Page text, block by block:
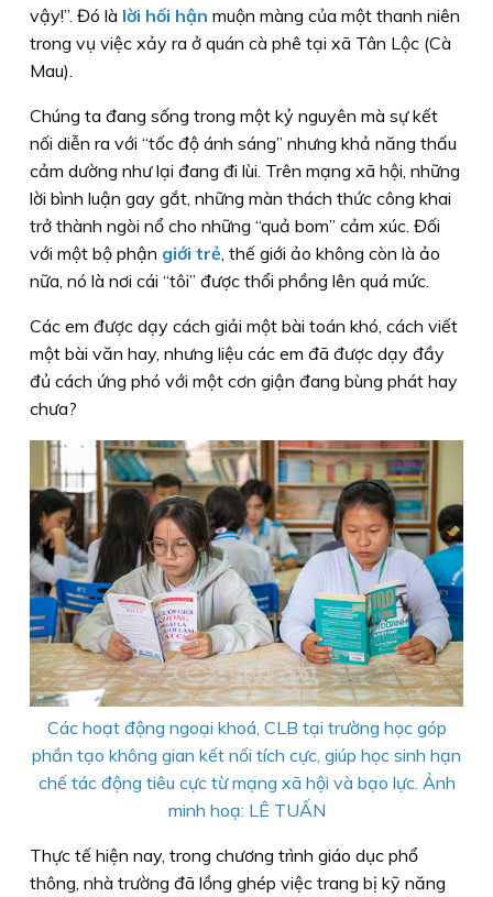
vậy!”. Đó là lời hối hận muộn màng của một thanh niên
trong vụ việc xảy ra ở quán cà phê tại xã Tân Lộc (Cà
Mau).
Chúng ta đang sống trong một kỷ nguyên mà sự kết
nối diễn ra với “tốc độ ánh sáng” nhưng khả năng thấu
cảm dường như lại đang đi lùi. Trên mạng xã hội, những
lời bình luận gay gắt, những màn thách thức công khai
trở thành ngòi nổ cho những “quả bom” cảm xúc. Đối
với một bộ phận giới trẻ , thế giới ảo không còn là ảo
nữa, nó là nơi cái “tôi” được thổi phồng lên quá mức.
Các em được dạy cách giải một bài toán khó, cách viết
một bài văn hay, nhưng liệu các em đã được dạy đầy
đủ cách ứng phó với một cơn giận đang bùng phát hay
chưa?
Các hoạt động ngoại khoá, CLB tại trường học góp
phần tạo không gian kết nối tích cực, giúp học sinh hạn
chế tác động tiêu cực từ mạng xã hội và bạo lực. Ảnh
minh hoạ: LÊ TUẤN
Thực tế hiện nay, trong chương trình giáo dục phổ
thông, nhà trường đã lồng ghép việc trang bị kỹ năng